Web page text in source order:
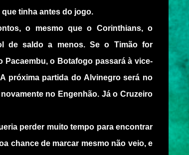
tinha antes do jogo.
o mesmo que o Corinthians, o
de saldo a menos. Se o Timão for
Pacaembu, o Botafogo passará à vice-
próxima partida do Alvinegro será no
no Engenhão. Já o Cruzeiro
perder muito tempo para encontrar
chance de marcar mesmo não veio, e